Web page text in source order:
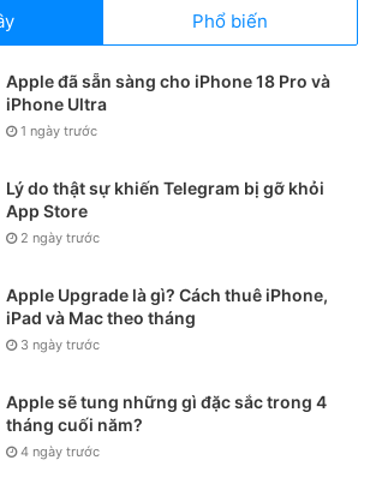
HDR
tính năng mới tốt nhất của iPhone 12 và
khả năng quay video 4k Dolby Vision
thông qua ứng dụng Ảnh – Photos,
kiểm tra xem thiết bị nhận có thể xử lý
không và nếu không, nó sẽ chuyển đổi
Phổ biến
Apple đã sẵn sàng cho iPhone 18 Pro và
iPhone Ultra
1 ngày trước
Lý do thật sự khiến Telegram bị gỡ khỏi
App Store
2 ngày trước
Apple Upgrade là gì? Cách thuê iPhone,
iPad và Mac theo tháng
3 ngày trước
Apple sẽ tung những gì đặc sắc trong 4
tháng cuối năm?
4 ngày trước